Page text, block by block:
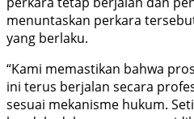
menuntaskan perkara
yang berlaku.
“Kami memastikan bahwa
ini terus berjalan secara
sesuai mekanisme hukum.